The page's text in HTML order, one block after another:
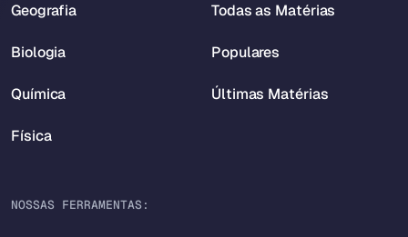
Geografia
Biologia
Química
Física
Todas as Matérias
Populares
Últimas Matérias
NOSSAS FERRAMENTAS: